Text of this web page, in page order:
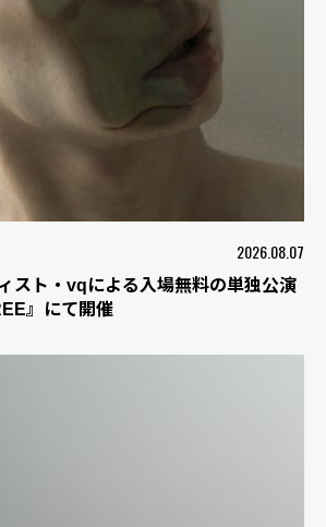
2026.08.07
スト・vqによる入場無料の単独公演
』にて開催